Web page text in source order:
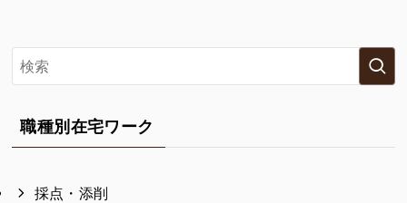
職種別在宅ワーク
採点・添削